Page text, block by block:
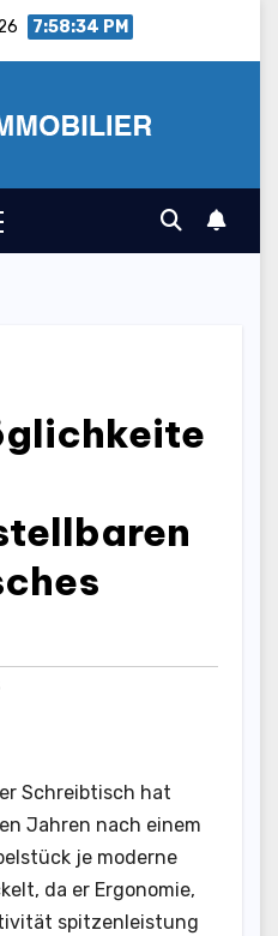
7:58:35 PM
Schreibtisch hat
Jahren nach einem
je moderne
da er Ergonomie,
spitzenleistung